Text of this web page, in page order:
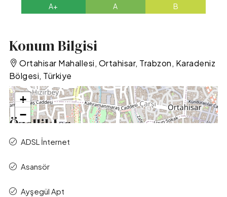
A+ A B
Konum Bilgisi
Ortahisar Mahallesi, Ortahisar, Trabzon, Karadeniz
Bölgesi, Türkiye
+
−
Özellikler
ADSL İnternet
Asansör
Ayşegül Apt